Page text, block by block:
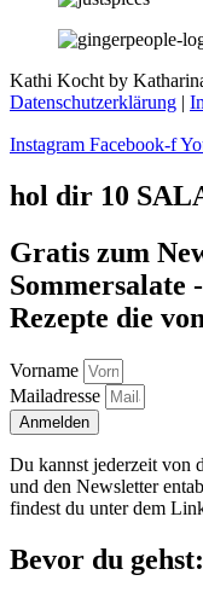
Kathi Kocht by
Datenschutzerklärung
Instagram Facebook-f
hol dir 10
Gratis zum
Sommersalate
Rezepte die
Vorname
Mailadresse
Anmelden
Du kannst jederzeit von
und den Newsletter
findest du unter dem
Bevor du gehst: